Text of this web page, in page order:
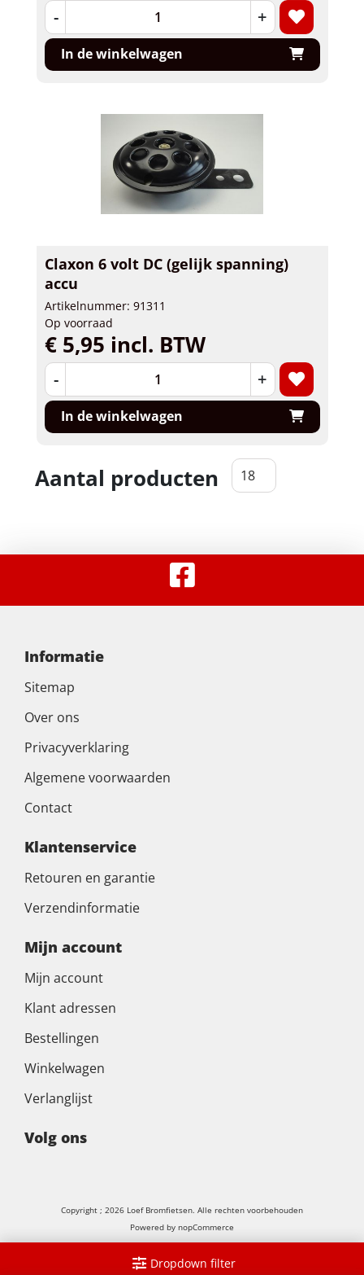
Dropdown filter
- +
In de winkelwagen
Claxon 6 volt DC (gelijk spanning)
accu
Artikelnummer: 91311
Op voorraad
€ 5,95 incl. BTW
- +
In de winkelwagen
Aantal producten
Informatie
Sitemap
Over ons
Privacyverklaring
Algemene voorwaarden
Contact
Klantenservice
Retouren en garantie
Verzendinformatie
Mijn account
Mijn account
Klant adressen
Bestellingen
Winkelwagen
Verlanglijst
Volg ons
Copyright ; 2026 Loef Bromfietsen. Alle rechten voorbehouden
Powered by nopCommerce